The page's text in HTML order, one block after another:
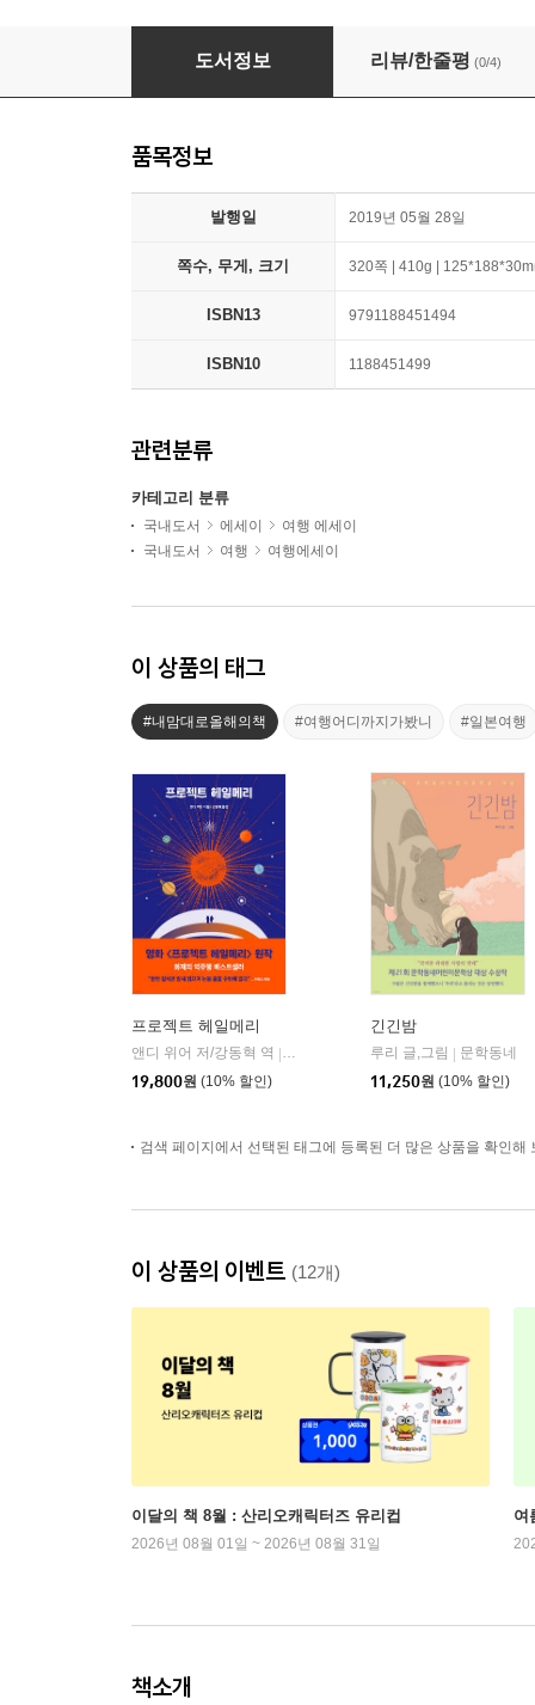
아무날에는 가나자와
도서정보 리뷰/한줄평 (0/4)
품목정보
발행일 2019년 05월 28일
쪽수, 무게, 크기 320쪽 | 410g |
ISBN13 9791188451494
ISBN10 1188451499
관련분류
카테고리 분류
국내도서 에세이
여행 에세이
국내도서
여행 여행에세이
이 상품의 태그
#내맘대로올해의책 #여행어디까지가봤니 #일본여행
프로젝트 헤일메리
앤디 위어 저/강동혁 역
알에이치코리아(RHK)
19,800원 (10% 할인)
긴긴밤
루리 글,그림
문학동네
11,250원 (10% 할인)
검색 페이지에서 선택된 태그에 등록된 더 많은 상품을 확인해
이 상품의 이벤트 (12개)
이달의 책 8월 : 산리오캐릭터즈 유리컵
2026년 08월 01일 ~ 2026년 08월 31일
여
책소개